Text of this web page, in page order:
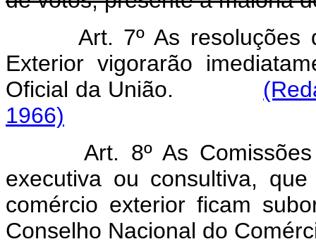
Art. 7º As resoluções
Exterior vigorarão
Oficial da União.
1966)
Art. 8º As
executiva ou consultiva,
comércio exterior ficam
Conselho Nacional do